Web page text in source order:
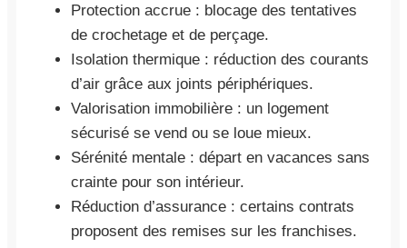
Protection accrue : blocage des tentatives
de crochetage et de perçage.
Isolation thermique : réduction des courants
d’air grâce aux joints périphériques.
Valorisation immobilière : un logement
sécurisé se vend ou se loue mieux.
Sérénité mentale : départ en vacances sans
crainte pour son intérieur.
Réduction d’assurance : certains contrats
proposent des remises sur les franchises.